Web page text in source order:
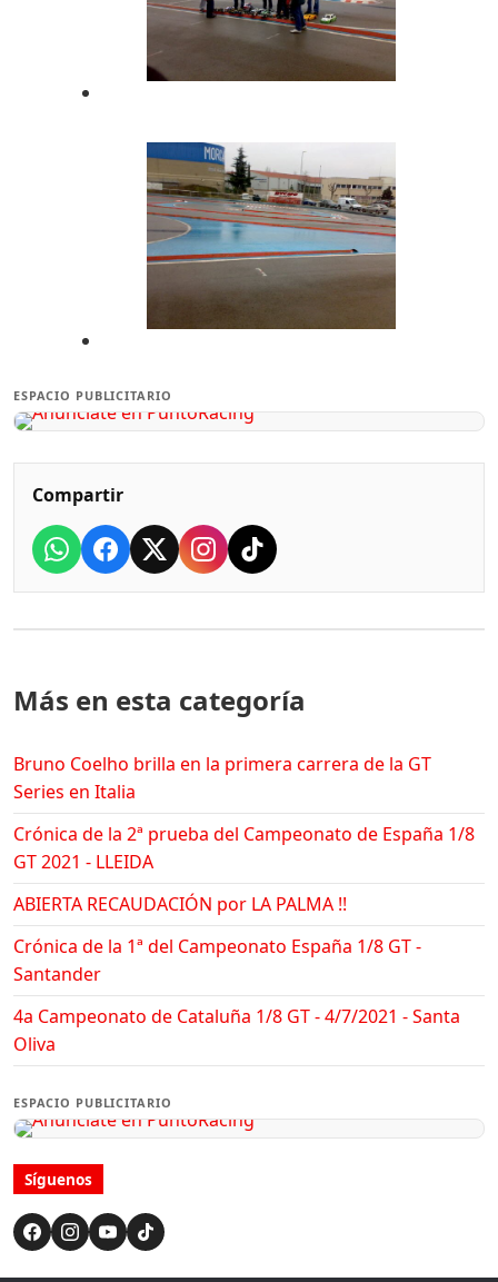
ESPACIO PUBLICITARIO
Compartir
Más en esta categoría
Bruno Coelho brilla en la primera carrera de la GT
Series en Italia
Crónica de la 2ª prueba del Campeonato de España 1/8
GT 2021 - LLEIDA
ABIERTA RECAUDACIÓN por LA PALMA !!
Crónica de la 1ª del Campeonato España 1/8 GT -
Santander
4a Campeonato de Cataluña 1/8 GT - 4/7/2021 - Santa
Oliva
ESPACIO PUBLICITARIO
Síguenos